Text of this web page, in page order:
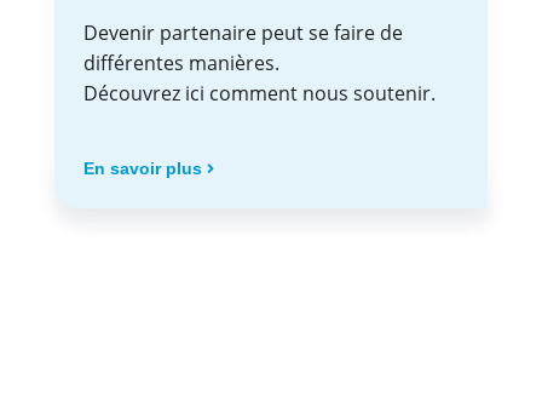
Devenir partenaire peut se faire de
différentes manières.
Découvrez ici comment nous soutenir.
En savoir plus